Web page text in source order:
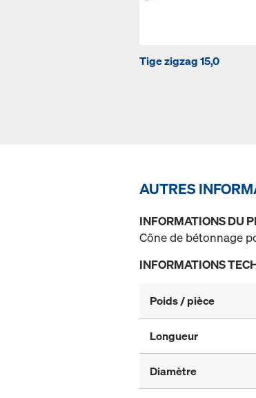
Tige zigzag 15,0
AUTRES
INFORMATIONS DU
Cône de bétonnage
INFORMATIONS
Poids / pièce
Longueur
Diamètre